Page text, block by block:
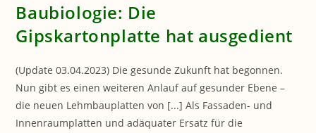
Baubiologie: Die
Gipskartonplatte hat ausgedient
(Update 03.04.2023) Die gesunde Zukunft hat begonnen.
Nun gibt es einen weiteren Anlauf auf gesunder Ebene –
die neuen Lehmbauplatten von [...] Als Fassaden- und
Innenraumplatten und adäquater Ersatz für die